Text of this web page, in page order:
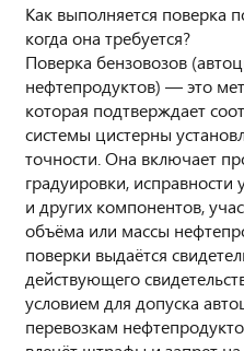
Как выполняется поверка
когда она требуется?
Поверка бензовозов
нефтепродуктов) — это
которая подтверждает
системы цистерны
точности. Она включает
градуировки,
и других компонентов,
объёма или массы
поверки выдаётся
действующего
условием для допуска
перевозкам